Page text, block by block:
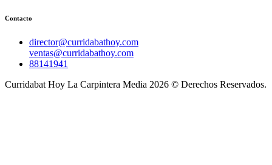
Contacto
director@curridabathoy.com
ventas@curridabathoy.com
88141941
Curridabat Hoy La Carpintera Media 2026 © Derechos Reservados.